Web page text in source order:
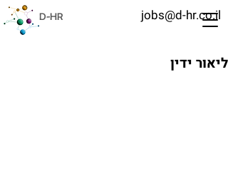
D-HR jobs@d-hr.co.il
ליאור ידין